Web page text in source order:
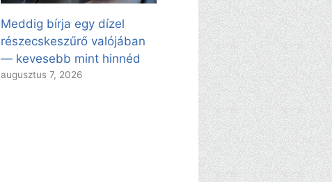
Meddig bírja egy dízel
részecskeszűrő valójában
— kevesebb mint hinnéd
augusztus 7, 2026